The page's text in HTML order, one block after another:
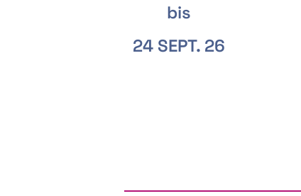
bis
24 SEPT. 26